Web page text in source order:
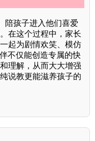
陪孩子进入他们喜爱
在这个过程中，家长
起为剧情欢笑、模仿
不仅能创造专属的快
理解，从而大大增强
说教更能滋养孩子的